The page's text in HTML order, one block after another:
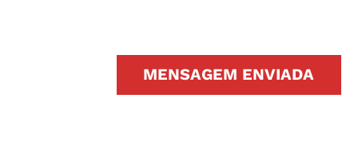
MENSAGEM ENVIADA